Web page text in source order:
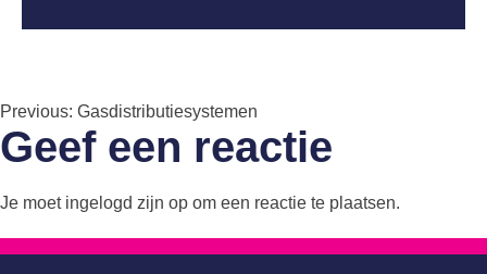
Bericht
navigatie
Previous: Gasdistributiesystemen
Geef een reactie
Je moet ingelogd zijn op om een reactie te plaatsen.